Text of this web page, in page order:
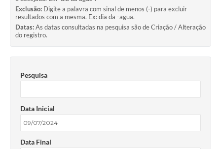
Exclusão: Digite a palavra com sinal de menos (-) para excluir
resultados com a mesma. Ex: dia da -agua.
Datas:As datas consultadas na pesquisa são de Criação / Alteração
do registro.
Pesquisa
Data Inicial
Data Final